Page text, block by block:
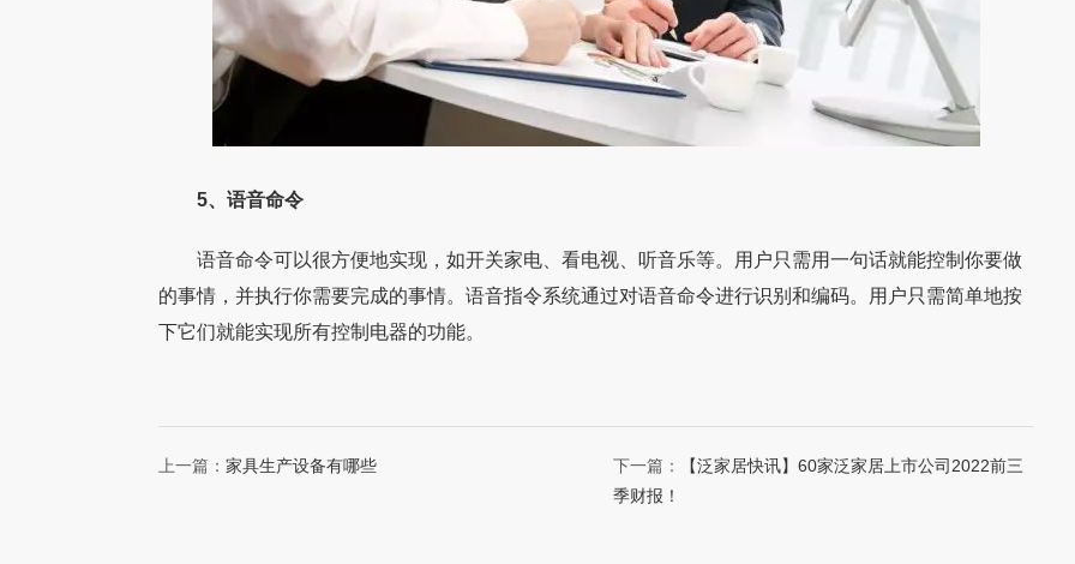
5、语音命令
语音命令可以很方便地实现，如开关家电、看电视、听音乐等。用户只需用一句话就能控制你要做
的事情，并执行你需要完成的事情。语音指令系统通过对语音命令进行识别和编码。用户只需简单地按
下它们就能实现所有控制电器的功能。
上一篇： 家具生产设备有哪些 下一篇：
【泛家居快讯】60家泛家居上市公司2022前三
季财报！